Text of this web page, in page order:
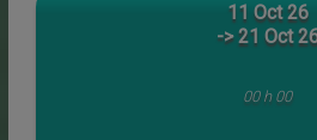
11 Oct 26
-> 21 Oct
00 h 00